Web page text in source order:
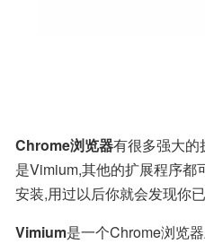
Chrome浏览器有很多强大的
是Vimium,其他的扩展程序都
安装,用过以后你就会发现你
Vimium是一个Chrome浏览